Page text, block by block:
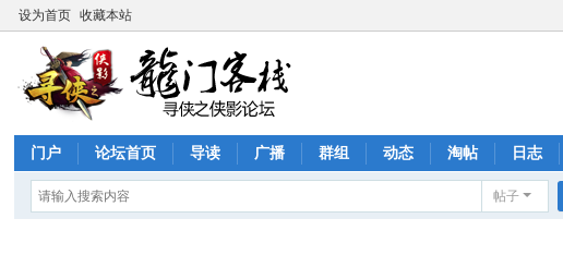
设为首页 收藏本站
门户 论坛首页 导读 广播 群组 动态 淘帖 日志
帖子